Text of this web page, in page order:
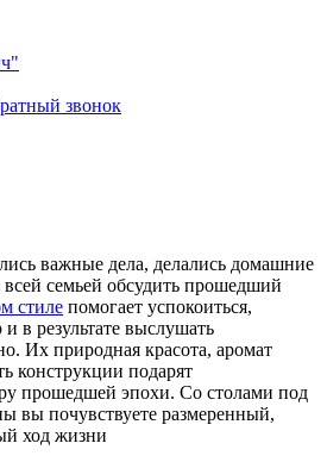
звонок
важные дела, делались домашние
всей семьей обсудить прошедший
стиле помогает успокоиться,
и в результате выслушать
Их природная красота, аромат
конструкции подарят
прошедшей эпохи. Со столами под
вы почувствуете размеренный,
ход жизни